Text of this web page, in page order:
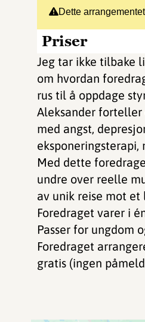
Dette
Priser
Jeg tar ikke tilbake
om hvordan
rus til å oppdage
Aleksander forteller
med angst,
Med dette
undre over reelle
av unik reise mot et
Foredraget varer i
Passer for ungdom
Foredraget
gratis (ingen